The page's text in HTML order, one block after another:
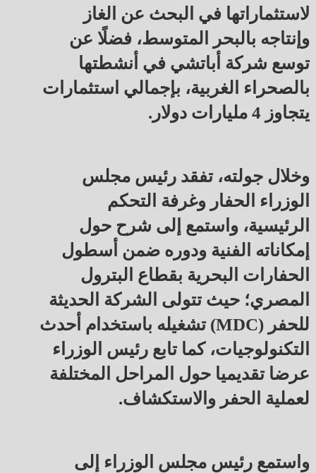
لاستثماراتها في البحث عن الغاز
وإنتاجه بالبحر المتوسط، فضلًا عن
توسع شركة أباتشي في أنشطتها
بالصحراء الغربية، بإجمالي استثمارات
يتجاوز 4 مليارات دولار.
وخلال جولته، تفقد رئيس مجلس
الوزراء الحفار وغرفة التحكم
الرئيسية، واستمع إلى شرح حول
إمكاناته الفنية ودوره ضمن أسطول
الحفارات البحرية بقطاع البترول
المصري؛ حيث تتولى الشركة الحديثة
للحفر (MDC) تشغيله باستخدام أحدث
التكنولوجيات، كما تابع رئيس الوزراء
عرضا تقديميا حول المراحل المختلفة
لعملية الحفر والاستكشاف.
واستمع رئيس مجلس الوزراء إلى